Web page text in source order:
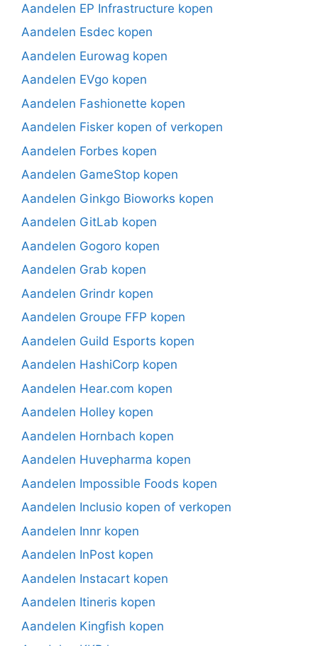
Aandelen EP Infrastructure kopen
Aandelen Esdec kopen
Aandelen Eurowag kopen
Aandelen EVgo kopen
Aandelen Fashionette kopen
Aandelen Fisker kopen of verkopen
Aandelen Forbes kopen
Aandelen GameStop kopen
Aandelen Ginkgo Bioworks kopen
Aandelen GitLab kopen
Aandelen Gogoro kopen
Aandelen Grab kopen
Aandelen Grindr kopen
Aandelen Groupe FFP kopen
Aandelen Guild Esports kopen
Aandelen HashiCorp kopen
Aandelen Hear.com kopen
Aandelen Holley kopen
Aandelen Hornbach kopen
Aandelen Huvepharma kopen
Aandelen Impossible Foods kopen
Aandelen Inclusio kopen of verkopen
Aandelen Innr kopen
Aandelen InPost kopen
Aandelen Instacart kopen
Aandelen Itineris kopen
Aandelen Kingfish kopen